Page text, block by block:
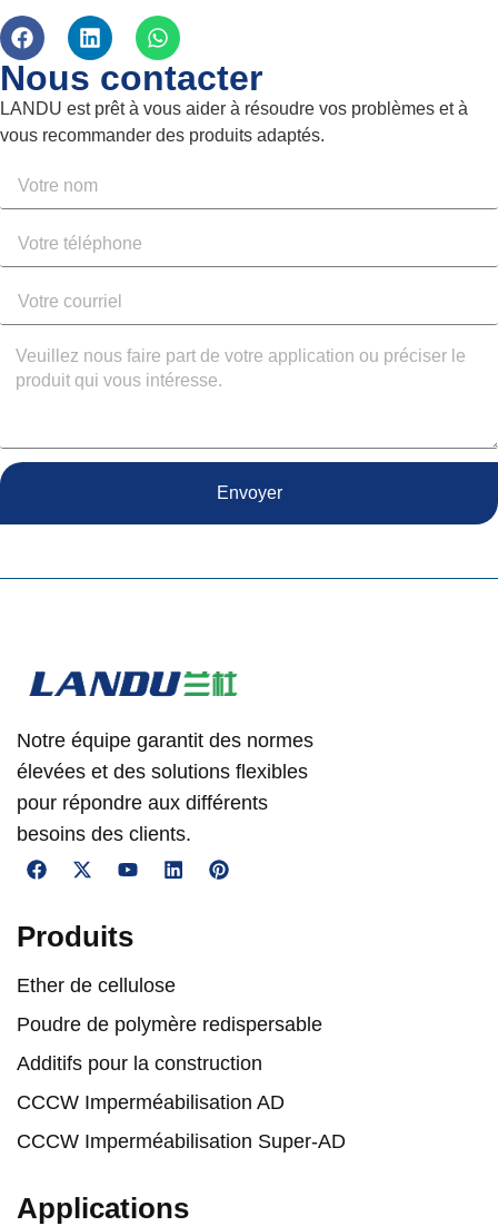
Nous contacter
LANDU est prêt à vous aider à résoudre vos problèmes et à
vous recommander des produits adaptés.
Envoyer
Notre équipe garantit des normes
élevées et des solutions flexibles
pour répondre aux différents
besoins des clients.
Produits
Ether de cellulose
Poudre de polymère redispersable
Additifs pour la construction
CCCW Imperméabilisation AD
CCCW Imperméabilisation Super-AD
Applications